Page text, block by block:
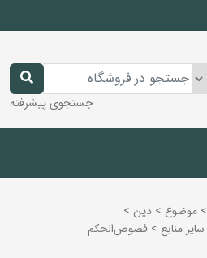
جستجوی پیشرفته
> موضوع > دين >
ساير منابع > فصوص‌الحکم